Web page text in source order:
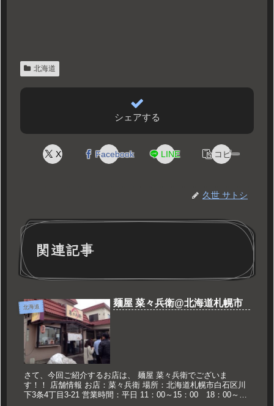
北海道
シェアする
X Facebook LINE コピー
久世 サトシ
関連記事
北海道 麺屋 菜々兵衛@北海道札幌市
さて、今回ご紹介するお店は、 麺屋 菜々兵衛でございま
す！！ 店舗情報 お店：菜々兵衛 場所：北海道札幌市白石区川
下3条4丁目3-21 営業時間：平日 11：00～15：00 18：00～